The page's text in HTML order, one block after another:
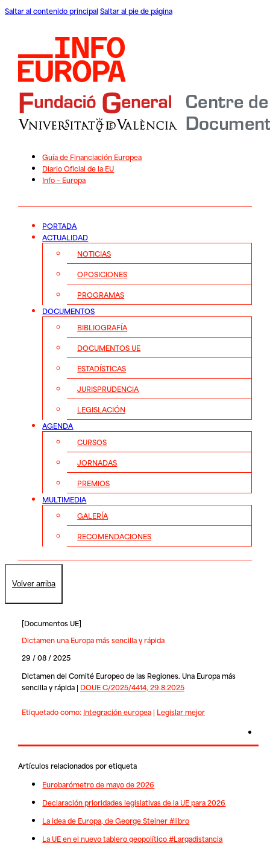
Saltar al contenido principal Saltar al pie de página
Guía de Financiación Europea
Diario Oficial de la EU
Info – Europa
PORTADA
ACTUALIDAD
NOTICIAS
OPOSICIONES
PROGRAMAS
DOCUMENTOS
BIBLIOGRAFÍA
DOCUMENTOS UE
ESTADÍSTICAS
JURISPRUDENCIA
LEGISLACIÓN
AGENDA
CURSOS
JORNADAS
PREMIOS
MULTIMEDIA
GALERÍA
RECOMENDACIONES
Volver arriba
[Documentos UE]
Dictamen una Europa más sencilla y rápida
29 / 08 / 2025
Dictamen del Comité Europeo de las Regiones. Una Europa más
sencilla y rápida | DOUE C/2025/4414, 29.8.2025
Etiquetado como: Integración europea| Legislar mejor
Artículos relacionados por etiqueta
Eurobarómetro de mayo de 2026
Declaración prioridades legislativas de la UE para 2026
La idea de Europa, de George Steiner #libro
La UE en el nuevo tablero geopolítico #Largadistancia